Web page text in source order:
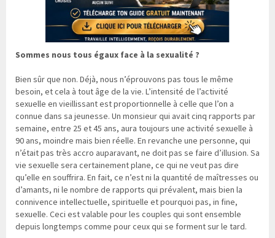
Sommes nous tous égaux face à la sexualité ?
Bien sûr que non. Déjà, nous n’éprouvons pas tous le même
besoin, et cela à tout âge de la vie. L’intensité de l’activité
sexuelle en vieillissant est proportionnelle à celle que l’on a
connue dans sa jeunesse. Un monsieur qui avait cinq rapports par
semaine, entre 25 et 45 ans, aura toujours une activité sexuelle à
90 ans, moindre mais bien réelle. En revanche une personne, qui
n’était pas très accro auparavant, ne doit pas se faire d’illusion. Sa
vie sexuelle sera certainement plane, ce qui ne veut pas dire
qu’elle en souffrira. En fait, ce n’est ni la quantité de maîtresses ou
d’amants, ni le nombre de rapports qui prévalent, mais bien la
connivence intellectuelle, spirituelle et pourquoi pas, in fine,
sexuelle. Ceci est valable pour les couples qui sont ensemble
depuis longtemps comme pour ceux qui se forment sur le tard.